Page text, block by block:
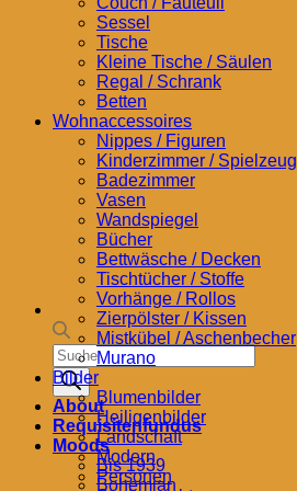
Products
search
About
Requisitenfundus
Moods
Bis 1939
Bohemian
Sessel
Tische
Kleine Tische / Säulen
Regal / Schrank
Betten
Wohnaccessoires
Nippes / Figuren
Kinderzimmer / Spielzeug
Badezimmer
Vasen
Wandspiegel
Bücher
Bettwäsche / Decken
Tischtücher / Stoffe
Vorhänge / Rollos
Zierpölster / Kissen
Mistkübel / Aschenbecher
Murano
Bilder
Blumenbilder
Heiligenbilder
Landschaft
Modern
Personen